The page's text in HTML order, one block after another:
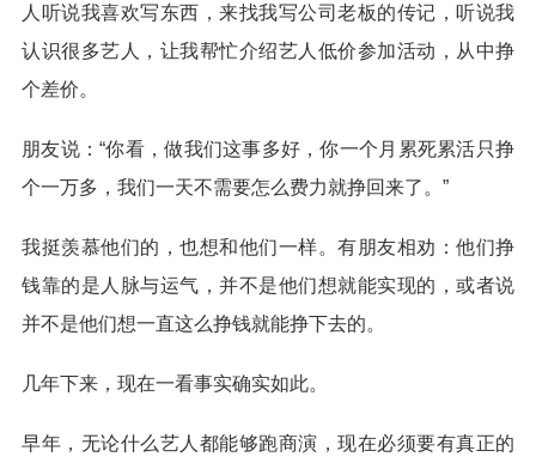
人听说我喜欢写东西，来找我写公司老板的传记，听说我
认识很多艺人，让我帮忙介绍艺人低价参加活动，从中挣
个差价。
朋友说：“你看，做我们这事多好，你一个月累死累活只挣
个一万多，我们一天不需要怎么费力就挣回来了。”
我挺羡慕他们的，也想和他们一样。有朋友相劝：他们挣
钱靠的是人脉与运气，并不是他们想就能实现的，或者说
并不是他们想一直这么挣钱就能挣下去的。
几年下来，现在一看事实确实如此。
早年，无论什么艺人都能够跑商演，现在必须要有真正的